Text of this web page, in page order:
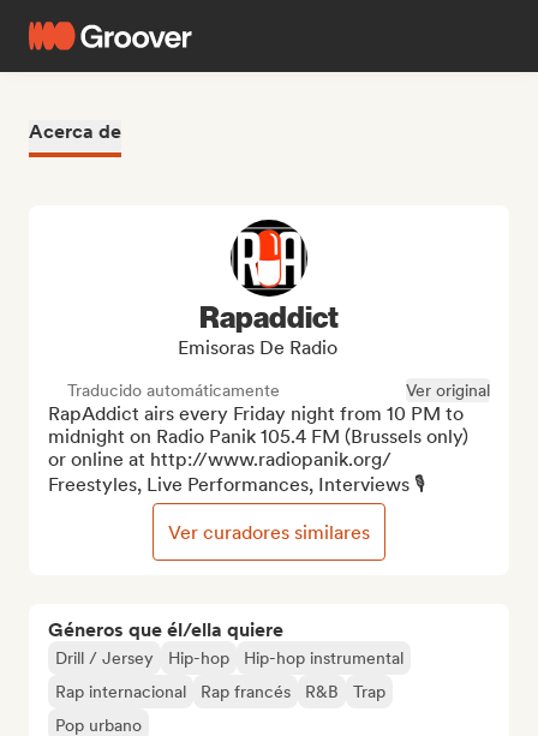
Acerca de
Géneros que él/ella quiere
Drill / Jersey Hip-hop
Hip-hop instrumental
Rap internacional
Rap francés R&B
Trap
Pop urbano
Rapaddict
Emisoras De Radio
Traducido automáticamente Ver original
RapAddict airs every Friday night from 10 PM to
midnight on Radio Panik 105.4 FM (Brussels only)
or online at http://www.radiopanik.org/
Freestyles, Live Performances, Interviews 🎙️
Ver curadores similares